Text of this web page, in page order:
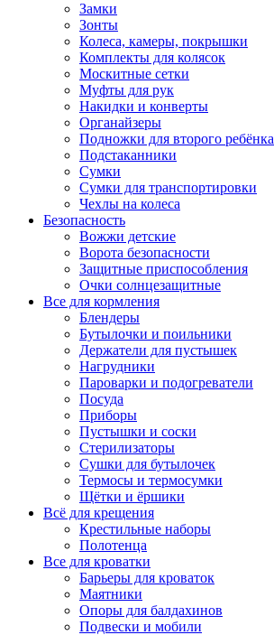
Замки
Зонты
Колеса, камеры, покрышки
Комплекты для колясок
Москитные сетки
Муфты для рук
Накидки и конверты
Органайзеры
Подножки для второго ребёнка
Подстаканники
Сумки
Сумки для транспортировки
Чехлы на колеса
Безопасность
Вожжи детские
Ворота безопасности
Защитные приспособления
Очки солнцезащитные
Все для кормления
Блендеры
Бутылочки и поильники
Держатели для пустышек
Нагрудники
Пароварки и подогреватели
Посуда
Приборы
Пустышки и соски
Стерилизаторы
Сушки для бутылочек
Термосы и термосумки
Щётки и ёршики
Всё для крещения
Крестильные наборы
Полотенца
Все для кроватки
Барьеры для кроваток
Маятники
Опоры для балдахинов
Подвески и мобили